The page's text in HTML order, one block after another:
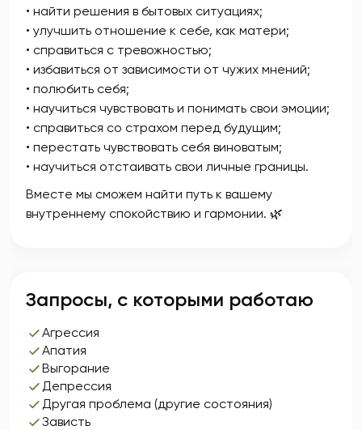
•⁠ ⁠найти решения в бытовых ситуациях;
•⁠ ⁠улучшить отношение к себе, как матери;
•⁠ ⁠справиться с тревожностью;
•⁠ ⁠избавиться от зависимости от чужих мнений;
•⁠ ⁠полюбить себя;
•⁠ ⁠научиться чувствовать и понимать свои эмоции;
•⁠ ⁠справиться со страхом перед будущим;
•⁠ ⁠перестать чувствовать себя виноватым;
•⁠ ⁠научиться отстаивать свои личные границы.
Вместе мы сможем найти путь к вашему
внутреннему спокойствию и гармонии. 🌿
Запросы, с которыми работаю
Агрессия
Апатия
Выгорание
Депрессия
Другая проблема (другие состояния)
Зависть